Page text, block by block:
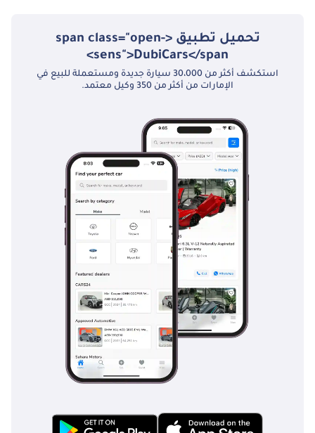
تحميل تطبيق <span class="open-
sens">DubiCars</span>
استكشف أكثر من 30،000 سيارة جديدة ومستعملة للبيع في
الإمارات من أكثر من 350 وكيل معتمد.